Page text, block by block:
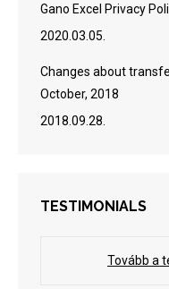
Gano Excel Privacy
2020.03.05.
Changes about
October, 2018
2018.09.28.
TESTIMONIALS
Tovább a